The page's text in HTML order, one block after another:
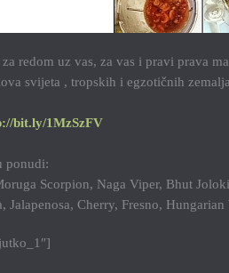
redom uz vas, za vas i pravi prava
svijeta , tropskih i egzotičnih
bit.ly/1MzSzFV
ponudi:
Scorpion, Naga Viper, Bhut
Jalapenosa, Cherry, Fresno,